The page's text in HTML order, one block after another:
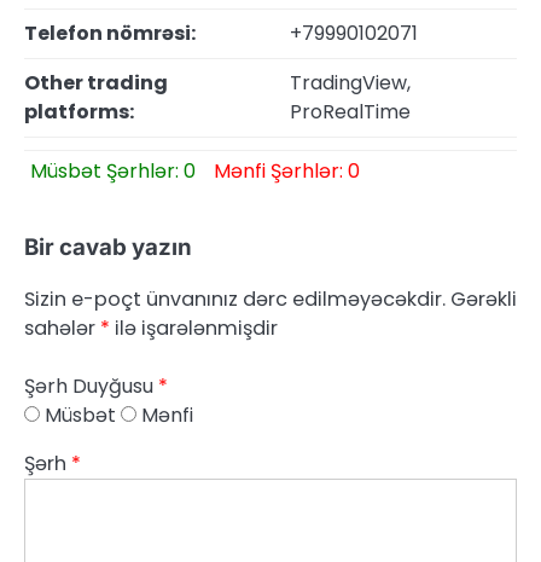
Telefon nömrəsi:
+79990102071
Other trading
platforms:
TradingView,
ProRealTime
Müsbət Şərhlər: 0 Mənfi Şərhlər: 0
Bir cavab yazın
Sizin e-poçt ünvanınız dərc edilməyəcəkdir. Gərəkli
sahələr * ilə işarələnmişdir
Şərh Duyğusu *
Müsbət
Mənfi
Şərh *